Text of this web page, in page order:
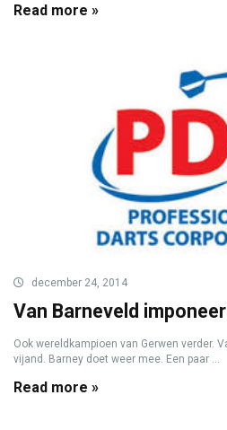
Read more »
december 24, 2014
Van Barneveld
Ook wereldkampioen van Gerwen verder.
vijand. Barney doet weer mee. Een paar ...
Read more »